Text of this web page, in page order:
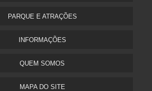
PARQUE E ATRAÇÕES
INFORMAÇÕES
QUEM SOMOS
MAPA DO SITE